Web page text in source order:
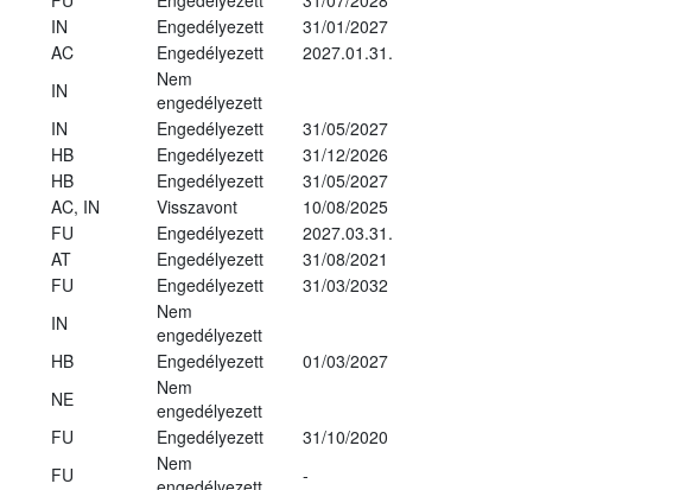
IN Engedélyezett
31/01/2027
AC Engedélyezett
2027.01.31.
IN
Nem
engedélyezett
IN Engedélyezett
31/05/2027
HB Engedélyezett
31/12/2026
HB Engedélyezett
31/05/2027
AC, IN Visszavont
10/08/2025
FU Engedélyezett
2027.03.31.
AT Engedélyezett
31/08/2021
FU Engedélyezett
31/03/2032
IN
Nem
engedélyezett
HB Engedélyezett
01/03/2027
NE
Nem
engedélyezett
FU Engedélyezett
31/10/2020
FU
Nem
-